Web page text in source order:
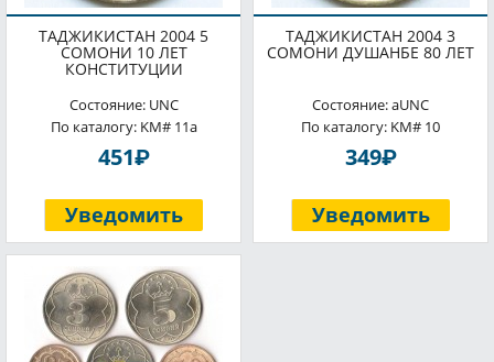
ТАДЖИКИСТАН 2004 5
СОМОНИ 10 ЛЕТ
КОНСТИТУЦИИ
Состояние: UNC
По каталогу: KM# 11a
451P
Уведомить
ТАДЖИКИСТАН 2004 3
СОМОНИ ДУШАНБЕ 80 ЛЕТ
Состояние: aUNC
По каталогу: KM# 10
349P
Уведомить